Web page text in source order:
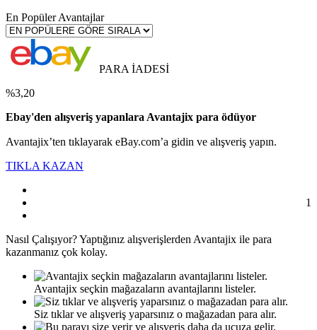
En Popüler Avantajlar
PARA İADESİ
%3,20
Ebay'den alışveriş yapanlara Avantajix para ödüyor
Avantajix’ten tıklayarak eBay.com’a gidin ve alışveriş yapın.
TIKLA KAZAN
1
Nasıl Çalışıyor?Yaptığınız alışverişlerden Avantajix ile para
kazanmanız çok kolay.
Avantajix seçkin mağazaların avantajlarını listeler.
Siz tıklar ve alışveriş yaparsınız o mağazadan para alır.